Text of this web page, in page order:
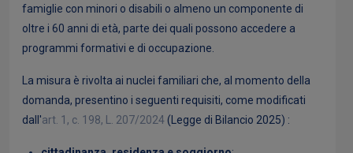
famiglie con minori o disabili o almeno un componente di
oltre i 60 anni di età, parte dei quali possono accedere a
programmi formativi e di occupazione.
La misura è rivolta ai nuclei familiari che, al momento della
domanda, presentino i seguenti requisiti, come modificati
dall'art. 1, c. 198, L. 207/2024(Legge di Bilancio 2025) :